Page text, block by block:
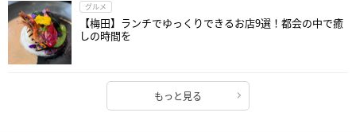
グルメ
【梅田】ランチでゆっくりできるお店9選！都会の中で癒
しの時間を
もっと見る